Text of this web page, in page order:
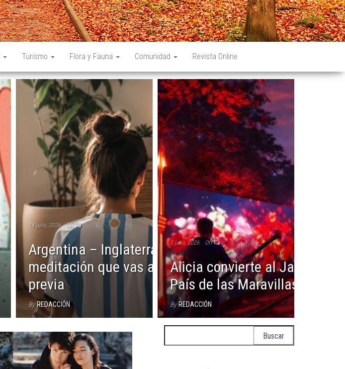
Turismo Flora y Fauna Comunidad Revista Online
14 julio, 2026 Off
Argentina – Inglaterra: Tips de
meditación que vas a necesitas en la
previa
By REDACCIÓN
3 julio, 2026 Off
Alicia convierte al Jardín
País de las Maravillas
By REDACCIÓN